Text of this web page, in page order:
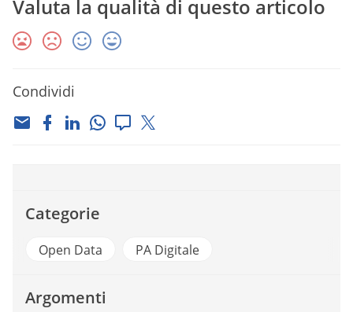
Valuta la qualità di questo articolo
Condividi
Categorie
Open Data PA Digitale
Argomenti